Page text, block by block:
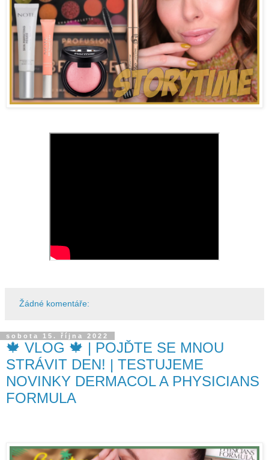
Žádné komentáře:
sobota 15. října 2022
🍁 VLOG 🍁 | POJĎTE SE MNOU
STRÁVIT DEN! | TESTUJEME
NOVINKY DERMACOL A PHYSICIANS
FORMULA